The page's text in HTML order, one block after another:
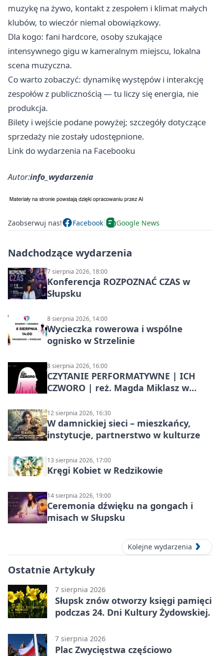
muzykę na żywo, kontakt z zespołem i klimat małych
klubów, to wieczór niemal obowiązkowy.
Dla kogo: fani hardcore, osoby szukające
intensywnego gigu w kameralnym miejscu, lokalna
scena muzyczna.
Co warto zobaczyć: dynamikę występów i interakcję
zespołów z publicznością — tu liczy się energia, nie
produkcja.
Bilety i wejście podane powyżej; szczegóły dotyczące
sprzedaży nie zostały udostępnione.
Link do wydarzenia na Facebooku
Autor:info_wydarzenia
Zaobserwuj nas! Facebook Google News
Nadchodzące wydarzenia
7 sierpnia 2026, 18:00
Konferencja ROZPOZNAĆ CZAS w
Słupsku
8 sierpnia 2026, 14:00
Wycieczka rowerowa i wspólne
ognisko w Strzelinie
8 sierpnia 2026, 16:00
CZYTANIE PERFORMATYWNE | ICH
CZWORO | reż. Magda Miklasz w
12 sierpnia 2026, 16:30
W damnickiej sieci – mieszkańcy,
instytucje, partnerstwo w kulturze
13 sierpnia 2026, 17:00
Kręgi Kobiet w Redzikowie
14 sierpnia 2026, 19:00
Ceremonia dźwięku na gongach i
misach w Słupsku
Kolejne wydarzenia
Ostatnie Artykuły
7 sierpnia 2026
Słupsk znów otworzy księgi pamięci
podczas 24. Dni Kultury Żydowskiej.
7 sierpnia 2026
Plac Zwycięstwa częściowo